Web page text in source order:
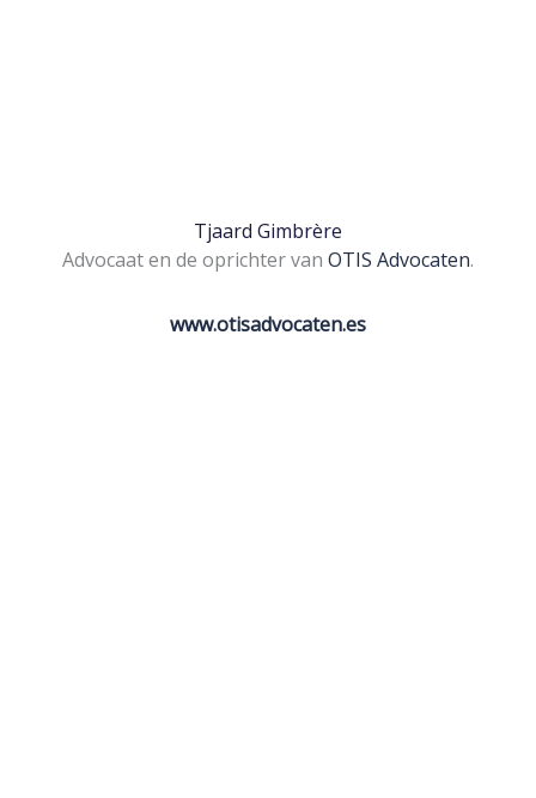
Tjaard Gimbrère
Advocaat en de oprichter van OTIS Advocaten.
www.otisadvocaten.es